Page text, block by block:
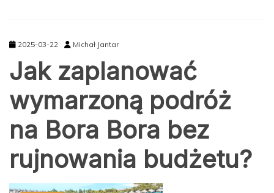
2025-03-22 Michał Jantar
Jak zaplanować
wymarzoną podróż
na Bora Bora bez
rujnowania budżetu?